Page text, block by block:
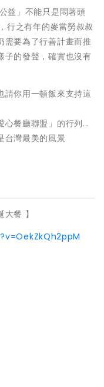
益」不能只是悶著頭
行之有年的麥當勞叔叔
需要為了行善計畫而推
子的發聲，確實也沒有
請你用一頓飯來支持這
餐廳聯盟」的行列...
台灣最美的風景
餐 】